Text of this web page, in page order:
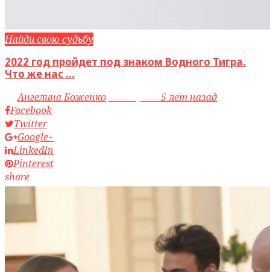
Найди свою судьбу
2022 год пройдет под знаком Водного Тигра.
Что же нас ...
byАнгелина Боженко
5 лет назад
Facebook
Twitter
Google+
LinkedIn
Pinterest
share